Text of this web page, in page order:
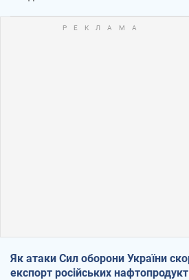
Як атаки Сил оборони України
експорт російських